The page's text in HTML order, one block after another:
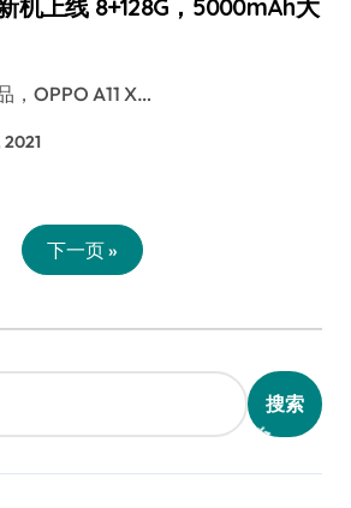
机上线 8+128G，5000mAh大
，OPPO A11 X…
2021
下一页 »
搜索